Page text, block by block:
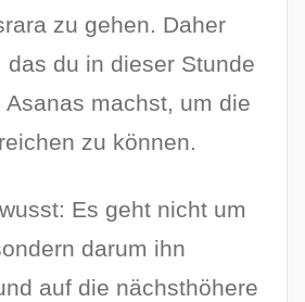
zu gehen. Daher
das du in dieser Stunde
Asanas machst, um die
zu können.
Es geht nicht um
darum ihn
auf die nächsthöhere